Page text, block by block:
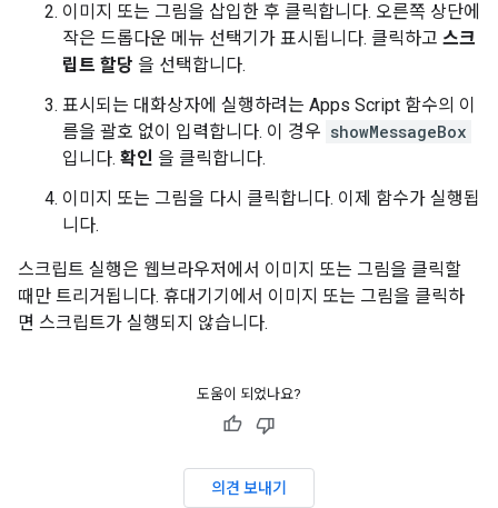
이미지 또는 그림을 삽입한 후 클릭합니다. 오른쪽 상단에
작은 드롭다운 메뉴 선택기가 표시됩니다. 클릭하고 스크
립트 할당 을 선택합니다.
표시되는 대화상자에 실행하려는 Apps Script 함수의 이
름을 괄호 없이 입력합니다. 이 경우 showMessageBox
입니다. 확인 을 클릭합니다.
이미지 또는 그림을 다시 클릭합니다. 이제 함수가 실행됩
니다.
스크립트 실행은 웹브라우저에서 이미지 또는 그림을 클릭할
때만 트리거됩니다. 휴대기기에서 이미지 또는 그림을 클릭하
면 스크립트가 실행되지 않습니다.
도움이 되었나요?
의견 보내기